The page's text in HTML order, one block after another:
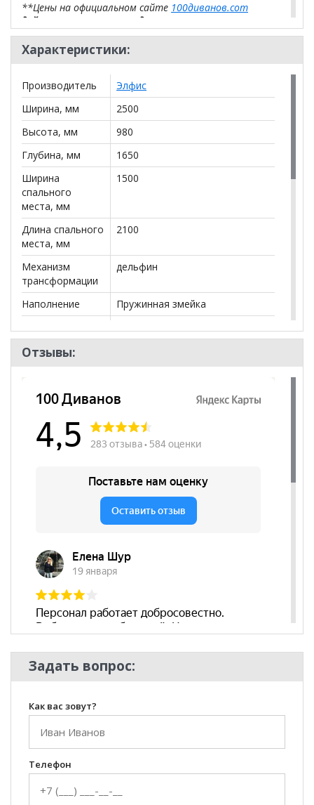
**Цены на официальном сайте 100диванов.com
действительны только для интернет-магазина
могут отличаться от цен в розничных магазинах-
салонах сети!
Характеристики:
Производитель
Элфис
Ширина, мм
2500
Высота, мм
980
Глубина, мм
1650
Ширина
спального
места, мм
1500
Длина спального
места, мм
2100
Механизм
трансформации
дельфин
Наполнение
Пружинная змейка
мест
Наличие короба
да
Наличие спинки
Высота
посадочного
500
да
нет
подушки
Бренд
Стиль
Современный
Отзывы:
Задать вопрос:
Как вас зовут?
Телефон